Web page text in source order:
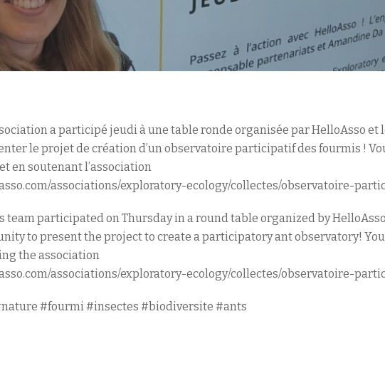
a participé jeudi à une table ronde organisée par HelloAsso et
le projet de création d’un observatoire participatif des fourmis !
en soutenant l’association
associations/exploratory-ecology/collectes/observatoire-
team participated on Thursday in a round table organized by
to present the project to create a participatory ant observatory!
the association
associations/exploratory-ecology/collectes/observatoire-
#fourmi #insectes #biodiversite #ants